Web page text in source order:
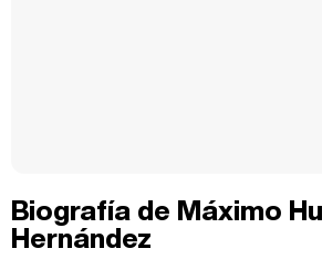
Biografía de Máximo
Hernández